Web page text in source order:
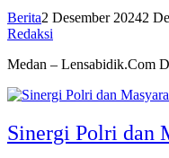
Berita2 Desember 20242
Redaksi
Medan – Lensabidik.Com
Sinergi Polri dan